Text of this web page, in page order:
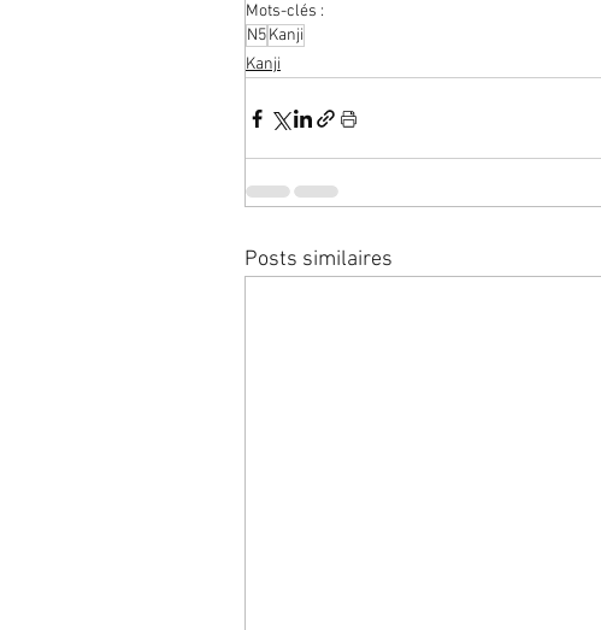
Mots-clés :
N5Kanji
Kanji
Posts similaires